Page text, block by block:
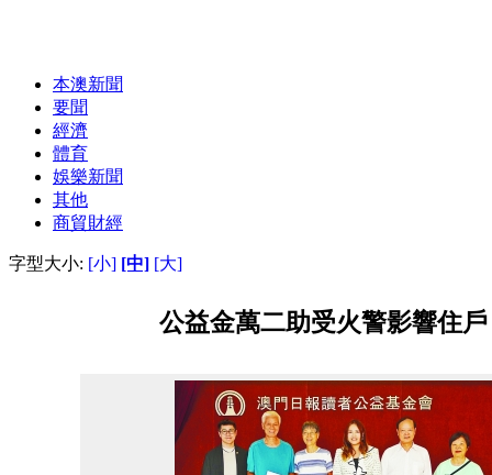
本澳新聞
要聞
經濟
體育
娛樂新聞
其他
商貿財經
字型大小: [小] [中] [大]
公益金萬二助受火警影響住戶